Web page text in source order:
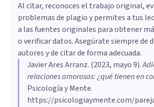
Al citar, reconoces el trabajo original,
problemas de plagio y permites a tus
a las fuentes originales para obtener
o verificar datos. Asegúrate siempre de
autores y de citar de forma adecuada.
Javier Ares Arranz. (2023, mayo 9).
relaciones amorosas: ¿qué tienen en
Psicología y Mente.
https://psicologiaymente.com/